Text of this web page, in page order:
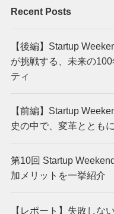
Recent Posts
【後編】Startup
が挑戦する、未来の
ティ
【前編】Startup
史の中で、変革ととも
第10回 Startup
加メリットを一挙紹介
【レポート】失敗しな